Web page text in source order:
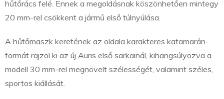
hűtőrács felé. Ennek a megoldásnak köszönhetően mintegy
20 mm-rel csökkent a jármű első túlnyúlása.
A hűtőmaszk keretének az oldala karakteres katamarán-
formát rajzol ki az új Auris első sarkainál, kihangsúlyozva a
modell 30 mm-rel megnövelt szélességét, valamint széles,
sportos kiállását.